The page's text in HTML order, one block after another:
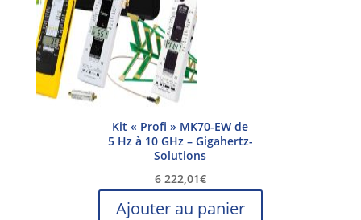
Kit « Profi » MK70-EW de
5 Hz à 10 GHz – Gigahertz-
Solutions
6 222,01€
Ajouter au panier